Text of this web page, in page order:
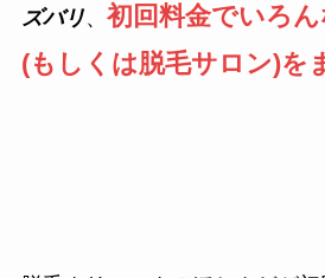
ズバリ、 初回料金でいろ
(もしくは脱毛サロン)を